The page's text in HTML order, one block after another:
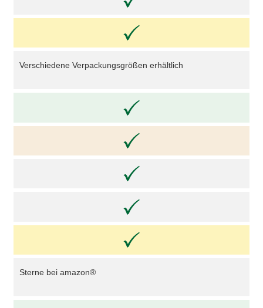
Verschiedene Verpackungsgrößen erhältlich
Sterne bei amazon®